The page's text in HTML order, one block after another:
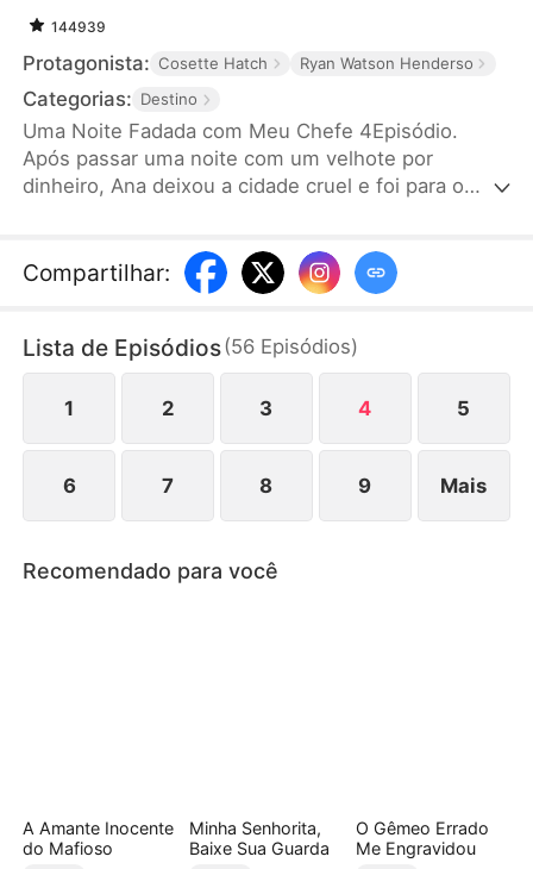
144939
Protagonista: Cosette Hatch Ryan Watson Henderso
Categorias: Destino
Uma Noite Fadada com Meu Chefe 4Episódio.
Após passar uma noite com um velhote por
dinheiro, Ana deixou a cidade cruel e foi para o
tarde se torna seu novo chefe. Antes que ela
perceba algo, seu filho começa a chamar este novo
destino?
Compartilhar:
Lista de Episódios(56 Episódios)
1 2 3 4 5
6 7 8 9 Mais
Recomendado para você
A Amante Inocente
do Mafioso
Minha Senhorita,
Baixe Sua Guarda
O Gêmeo Errado
Me Engravidou